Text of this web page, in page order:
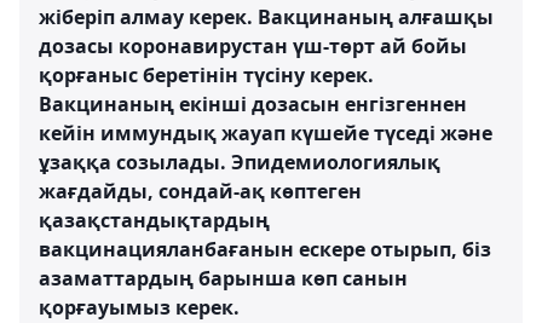
жіберіп алмау керек. Вакцинаның алғашқы
дозасы коронавирустан үш-төрт ай бойы
қорғаныс беретінін түсіну керек.
Вакцинаның екінші дозасын енгізгеннен
кейін иммундық жауап күшейе түседі және
ұзаққа созылады. Эпидемиологиялық
жағдайды, сондай-ақ көптеген
қазақстандықтардың
вакцинацияланбағанын ескере отырып, біз
азаматтардың барынша көп санын
қорғауымыз керек.